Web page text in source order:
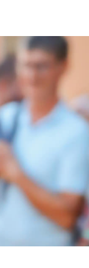
En
Le
À
LES
Les